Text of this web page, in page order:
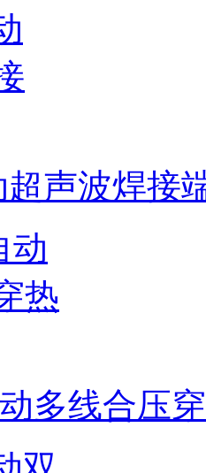
超声波焊接
多线合压